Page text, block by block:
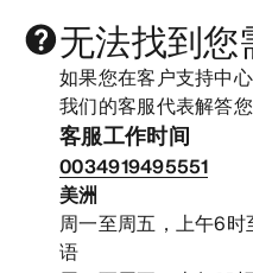
无法找到您
如果您在客户支持中
我们的客服代表解答您
客服工作时间
0034919495551
美洲
周一至周五，上午6
语